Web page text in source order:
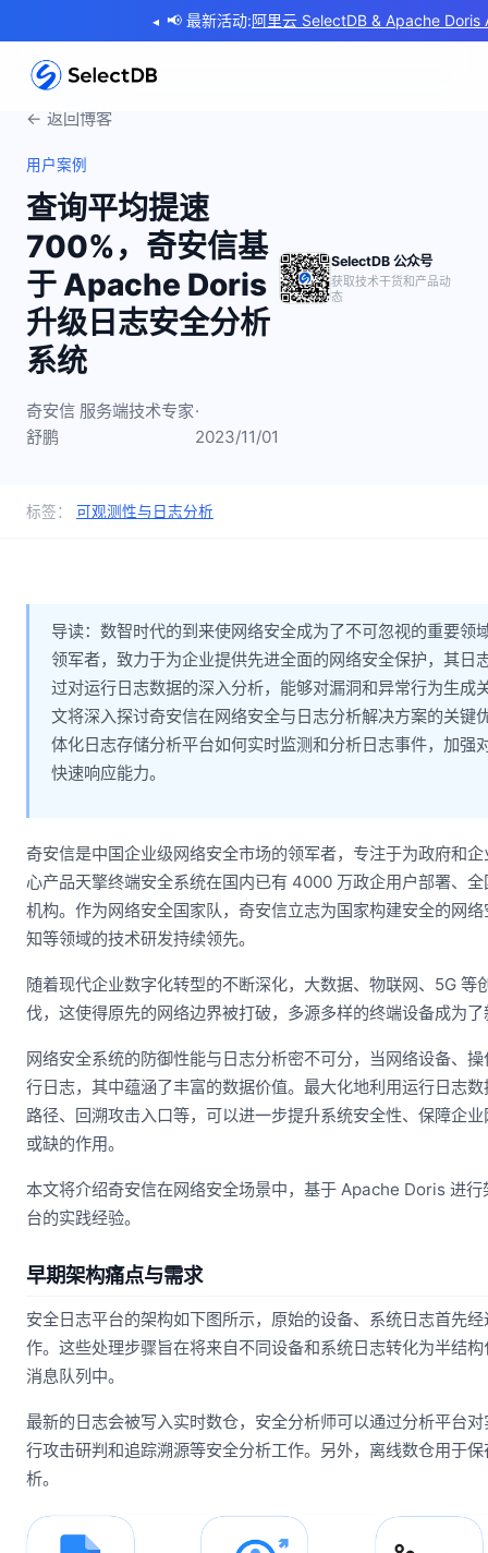
📢 最新活动:Doris Summit 2026 | Powering Real-Time
← 返回博客
用户案例
查询平均提速
700%，奇安信基
于 Apache Doris
升级日志安全分析
系统
奇安信 服务端技术专家
舒鹏
·
2023/11/01
SelectDB 公众号
获取技术干货和产品动
态
标签： 可观测性与日志分析
导读：数智时代的到来使网络安全成为了不可忽视的重要领
领军者，致力于为企业提供先进全面的网络安全保护，其日
过对运行日志数据的深入分析，能够对漏洞和异常行为生成
文将深入探讨奇安信在网络安全与日志分析解决方案的关键
体化日志存储分析平台如何实时监测和分析日志事件，加强
快速响应能力。
奇安信是中国企业级网络安全市场的领军者，专注于为政府和
心产品天擎终端安全系统在国内已有 4000 万政企用户部署、
机构。作为网络安全国家队，奇安信立志为国家构建安全的网
知等领域的技术研发持续领先。
随着现代企业数字化转型的不断深化，大数据、物联网、5G
伐，这使得原先的网络边界被打破，多源多样的终端设备成为
网络安全系统的防御性能与日志分析密不可分，当网络设备、
行日志，其中蕴涵了丰富的数据价值。最大化地利用运行日志
路径、回溯攻击入口等，可以进一步提升系统安全性、保障企
或缺的作用。
本文将介绍奇安信在网络安全场景中，基于 Apache Doris 进
台的实践经验。
早期架构痛点与需求
安全日志平台的架构如下图所示，原始的设备、系统日志首先
作。这些处理步骤旨在将来自不同设备和系统日志转化为半结
消息队列中。
最新的日志会被写入实时数仓，安全分析师可以通过分析平台
行攻击研判和追踪溯源等安全分析工作。另外，离线数仓用于
析。